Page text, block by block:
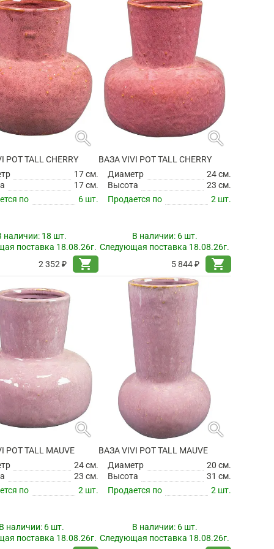
search
POT TALL CHERRY
17 см.
17 см.
по
6 шт.
наличии: 18 шт.
поставка 18.08.26г.
2 352 ₽
shopping_cart
search
ВАЗА VIVI POT TALL CHERRY
Диаметр
24 см.
Высота
23 см.
Продается по
2 шт.
В наличии: 6 шт.
Следующая поставка 18.08.26г.
5 844 ₽
shopping_cart
search
POT TALL MAUVE
24 см.
23 см.
по
2 шт.
наличии: 6 шт.
поставка 18.08.26г.
search
ВАЗА VIVI POT TALL MAUVE
Диаметр
20 см.
Высота
31 см.
Продается по
2 шт.
В наличии: 6 шт.
Следующая поставка 18.08.26г.